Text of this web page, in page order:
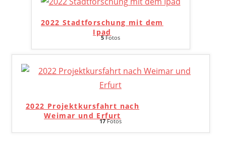
2022 Stadtforschung mit dem
Ipad
5Fotos
2022 Projektkursfahrt nach
Weimar und Erfurt
17Fotos